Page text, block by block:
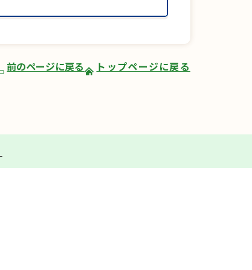
前のページに戻る トップページに戻る